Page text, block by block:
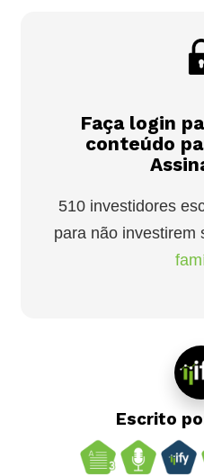
Faça login
conteúdo
510 investidores
para não investirem
Escrito